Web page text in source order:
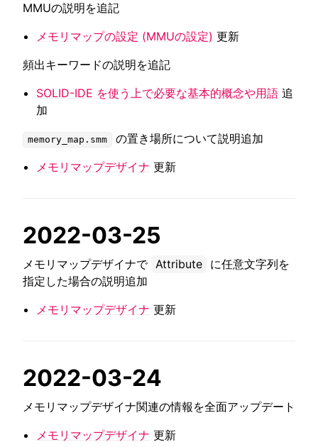
MMUの説明を追記
メモリマップの設定 (MMUの設定) 更新
頻出キーワードの説明を追記
SOLID-IDE を使う上で必要な基本的概念や用語 追
加
memory_map.smm
の置き場所について説明追加
メモリマップデザイナ 更新
2022-03-25
メモリマップデザイナで Attribute に任意文字列を
指定した場合の説明追加
メモリマップデザイナ 更新
2022-03-24
メモリマップデザイナ関連の情報を全面アップデート
メモリマップデザイナ 更新